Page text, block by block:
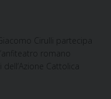
Cirulli partecipa
romano
dell’Azione Cattolica